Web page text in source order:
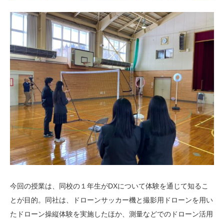
今回の授業は、同校の１年生がDXについて体験を通じて知るこ
とが目的。同社は、ドローンサッカー機と撮影用ドローンを用い
たドローン操縦体験を実施したほか、測量などでのドローン活用